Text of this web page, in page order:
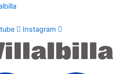
Instagram